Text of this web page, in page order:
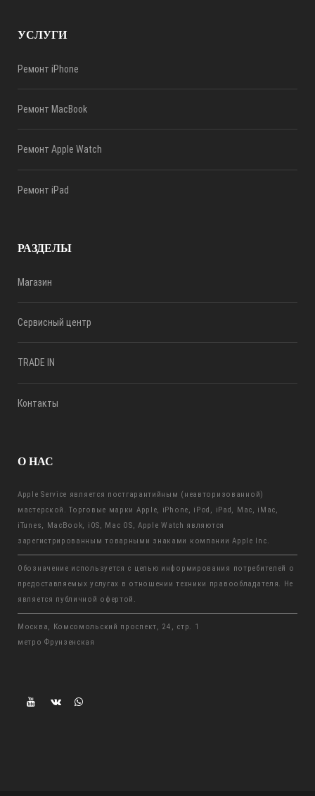
УСЛУГИ
Ремонт iPhone
Ремонт MacBook
Ремонт Apple Watch
Ремонт iPad
РАЗДЕЛЫ
Магазин
Сервисный центр
TRADE IN
Контакты
О НАС
Apple Service является постгарантийным (неавторизованной)
мастерской. Торговые марки Apple, iPhone, iPod, iPad, Mac, iMac,
iTunes, MacBook, iOS, Mac OS, Apple Watch являются
зарегистрированным товарными знаками компании Apple Inc.
Обозначение используется с целью информирования потребителей о
предоставляемых услугах в отношении техники правообладателя. Не
является публичной офертой.
Москва, Комсомольский проспект, 24, стр. 1
метро Фрунзенская